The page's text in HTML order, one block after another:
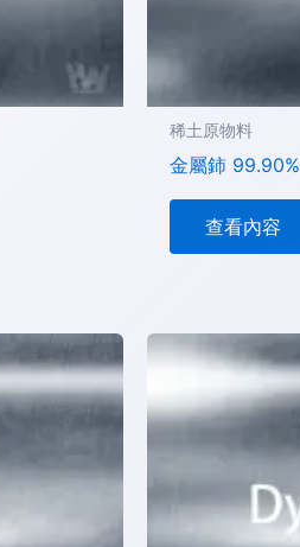
稀土原物料
金屬鈰 99.90%
查看內容